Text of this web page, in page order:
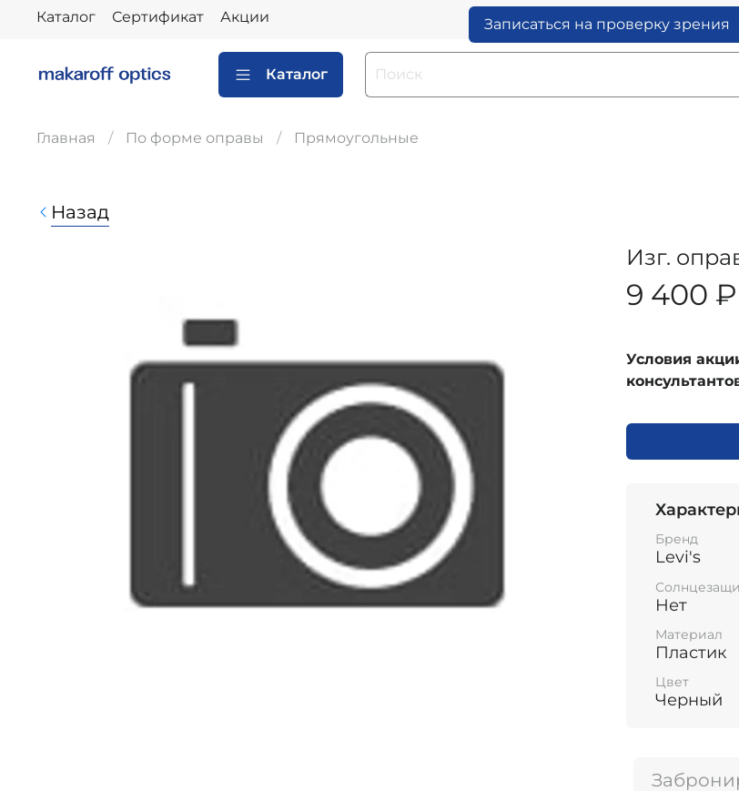
Каталог Сертификат Акции Записаться на проверку зрения
Каталог
Главная По форме оправы Прямоугольные
Назад
Изг.
9 400 ₽
Условия
Бренд
Levi's
Нет
Материал
Пластик
Цвет
Черный